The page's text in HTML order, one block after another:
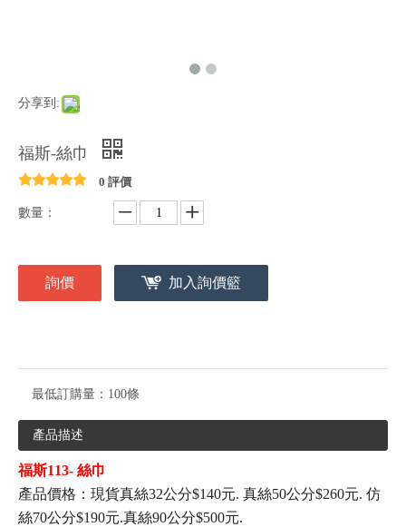
分享到:
福斯-絲巾
0 評價
數量：
詢價 加入詢價籃
最低訂購量： 100條
產品描述
福斯113- 絲巾
產品價格：現貨真絲32公分$140元. 真絲50公分$260元. 仿
絲70公分$190元.真絲90公分$500元.